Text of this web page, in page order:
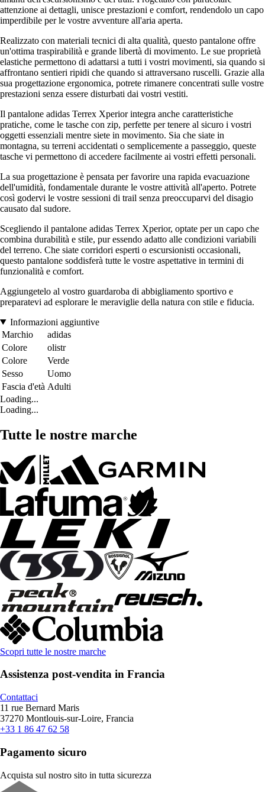
attenzione ai dettagli, unisce prestazioni e comfort, rendendolo un capo
imperdibile per le vostre avventure all'aria aperta.
Realizzato con materiali tecnici di alta qualità, questo pantalone offre
un'ottima traspirabilità e grande libertà di movimento. Le sue proprietà
elastiche permettono di adattarsi a tutti i vostri movimenti, sia quando si
affrontano sentieri ripidi che quando si attraversano ruscelli. Grazie alla
sua progettazione ergonomica, potrete rimanere concentrati sulle vostre
prestazioni senza essere disturbati dai vostri vestiti.
Il pantalone adidas Terrex Xperior integra anche caratteristiche
pratiche, come le tasche con zip, perfette per tenere al sicuro i vostri
oggetti essenziali mentre siete in movimento. Sia che siate in
montagna, su terreni accidentati o semplicemente a passeggio, queste
tasche vi permettono di accedere facilmente ai vostri effetti personali.
La sua progettazione è pensata per favorire una rapida evacuazione
dell'umidità, fondamentale durante le vostre attività all'aperto. Potrete
così godervi le vostre sessioni di trail senza preoccuparvi del disagio
causato dal sudore.
Scegliendo il pantalone adidas Terrex Xperior, optate per un capo che
combina durabilità e stile, pur essendo adatto alle condizioni variabili
del terreno. Che siate corridori esperti o escursionisti occasionali,
questo pantalone soddisferà tutte le vostre aspettative in termini di
funzionalità e comfort.
Aggiungetelo al vostro guardaroba di abbigliamento sportivo e
preparatevi ad esplorare le meraviglie della natura con stile e fiducia.
Informazioni aggiuntive
Marchio
adidas
Colore
olistr
Colore
Verde
Sesso
Uomo
Fascia d'età Adulti
Loading...
Loading...
Tutte le nostre marche
Scopri tutte le nostre marche
Assistenza post-vendita in Francia
Contattaci
11 rue Bernard Maris
37270 Montlouis-sur-Loire, Francia
+33 1 86 47 62 58
Pagamento sicuro
Acquista sul nostro sito in tutta sicurezza